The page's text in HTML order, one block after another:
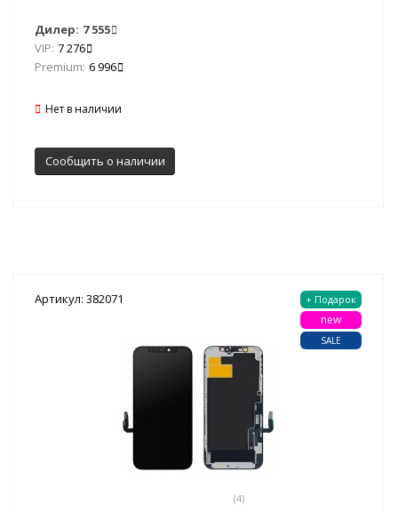
Дилер: 7 555
VIP: 7 276
Premium: 6 996
Нет в наличии
Сообщить о наличии
Артикул: 382071
(4)
+ Подарок
new
SALE